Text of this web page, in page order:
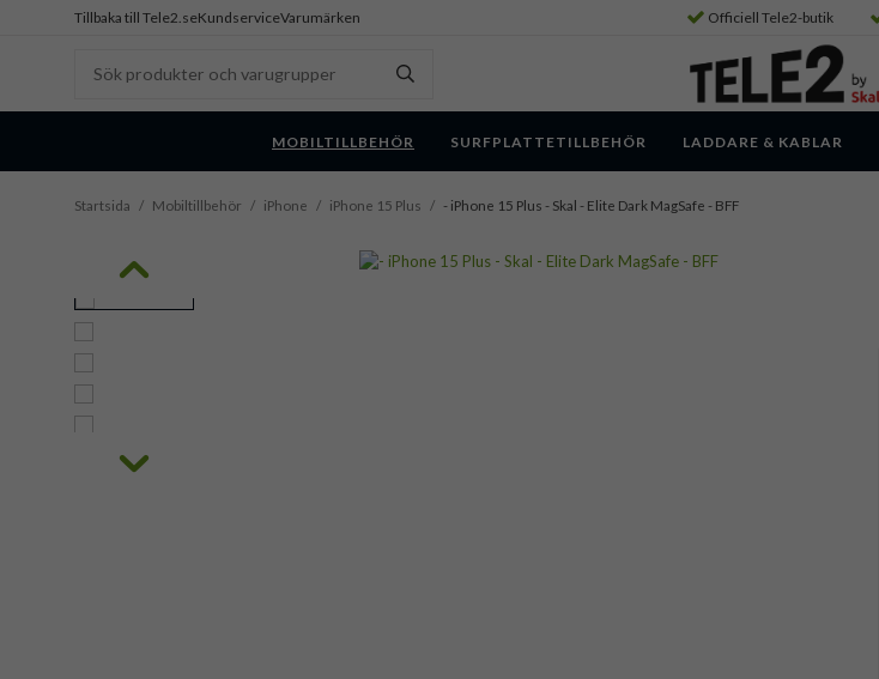
Tillbaka till Tele2.seKundserviceVarumärken Officiell Tele2-butik
MOBILTILLBEHÖR SURFPLATTETILLBEHÖR LADDARE & KABLAR
Startsida / Mobiltillbehör / iPhone / iPhone 15 Plus / - iPhone 15 Plus - Skal - Elite Dark MagSafe - BFF